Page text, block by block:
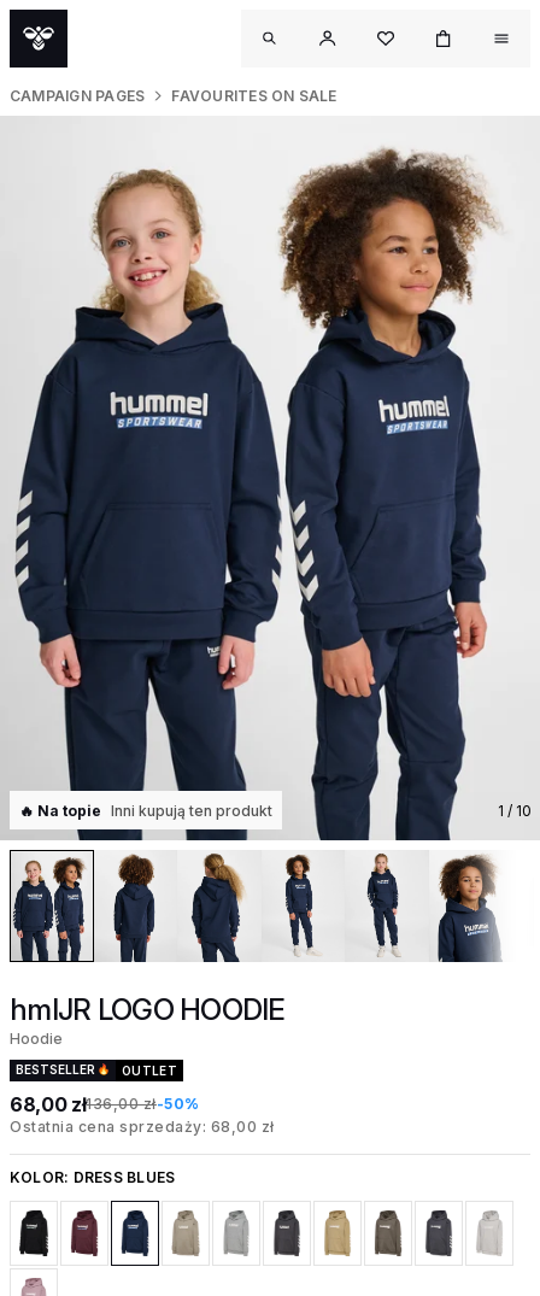
CAMPAIGN PAGES FAVOURITES ON SALE
🔥 Na topie Inni kupują ten produkt 1 / 10
hmlJR LOGO HOODIE
Hoodie
BESTSELLER OUTLET
68,00 zł136,00 zł-50%
Ostatnia cena sprzedaży: 68,00 zł
KOLOR: DRESS BLUES